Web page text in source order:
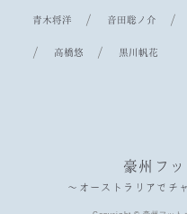
青木将洋 / 音田聡ノ介 /
/ 高橋悠 / 黒川帆花
豪州フ
〜オーストラリアでチ